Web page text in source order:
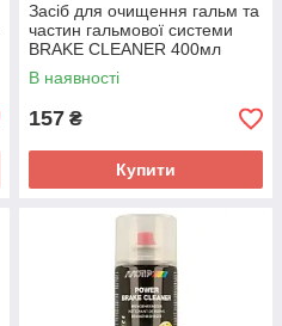
Засіб для очищення гальм та
частин гальмової системи
BRAKE CLEANER 400мл
(W103) K2
В наявності
157 ₴
Купити